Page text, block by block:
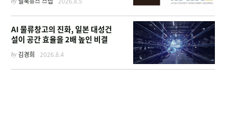
AI 물류창고의 진화, 일본 대성건
설이 공간 효율을 2배 높인 비결
by 김경희 2026.8.4